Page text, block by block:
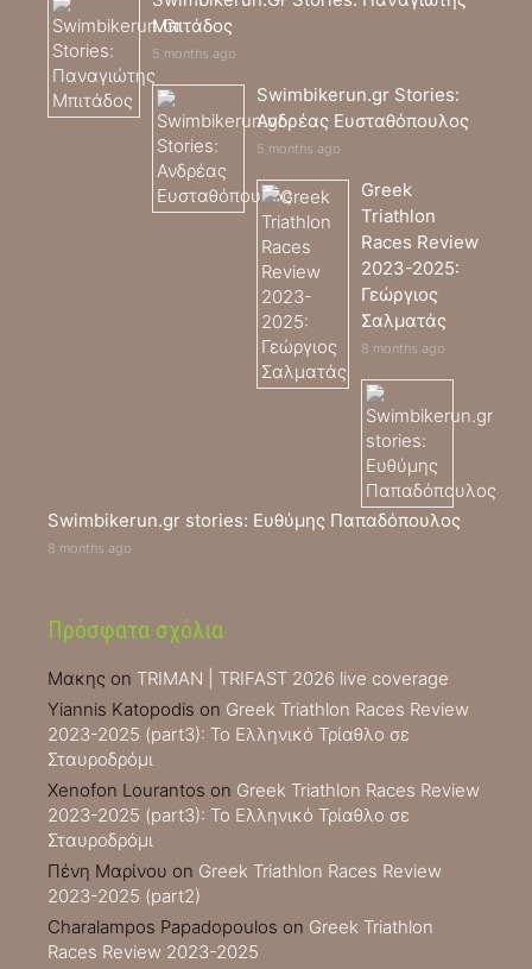
Μπιτάδος
5 months ago
Swimbikerun.gr Stories:
Ανδρέας Ευσταθόπουλος
5 months ago
Greek
Triathlon
Races Review
2023-2025:
Γεώργιος
Σαλματάς
8 months ago
Swimbikerun.gr stories: Ευθύμης Παπαδόπουλος
8 months ago
Πρόσφατα σχόλια
Μακης on TRIMAN | TRIFAST 2026 live coverage
Yiannis Katopodis on Greek Triathlon Races Review
2023-2025 (part3): Το Ελληνικό Τρίαθλο σε
Σταυροδρόμι
Xenofon Lourantos on Greek Triathlon Races Review
2023-2025 (part3): Το Ελληνικό Τρίαθλο σε
Σταυροδρόμι
Πένη Μαρίνου on Greek Triathlon Races Review
2023-2025 (part2)
Charalampos Papadopoulos on Greek Triathlon
Races Review 2023-2025